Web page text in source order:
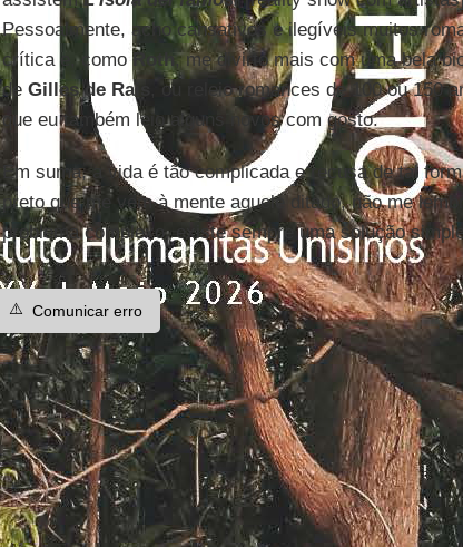
Pessoalmente, acho cansativos e ilegíveis muitos
crítica e, como Roth , me divirto mais com uma bela
de Gilles de Rais
, ou releio romances de 100 ou 150
que eu também leio alguns novos com gosto.
Em suma, a vida é tão complicada e recusa de tal
preto que me vem à mente aquele ditado, não me
problema complexo, existe sempre uma solução
⚠️ Comunicar erro